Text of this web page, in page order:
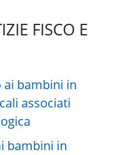
FISCO E
bambini in